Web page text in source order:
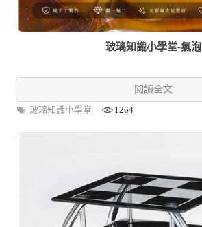
玻璃知識小學堂-氣泡
閱讀全文
玻璃知識小學堂
1264